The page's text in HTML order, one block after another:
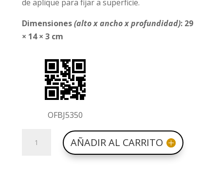
de aplique para fijar a superficie.
Dimensiones(alto x ancho x profundidad): 29
× 14 × 3 cm
OFBJ5350
niña
AÑADIR AL CARRITO